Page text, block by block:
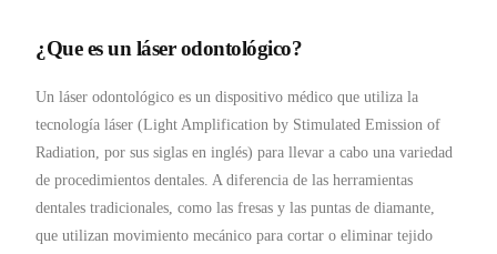
¿Que es un láser odontológico?
Un láser odontológico es un dispositivo médico que utiliza la
tecnología láser (Light Amplification by Stimulated Emission of
Radiation, por sus siglas en inglés) para llevar a cabo una variedad
de procedimientos dentales. A diferencia de las herramientas
dentales tradicionales, como las fresas y las puntas de diamante,
que utilizan movimiento mecánico para cortar o eliminar tejido